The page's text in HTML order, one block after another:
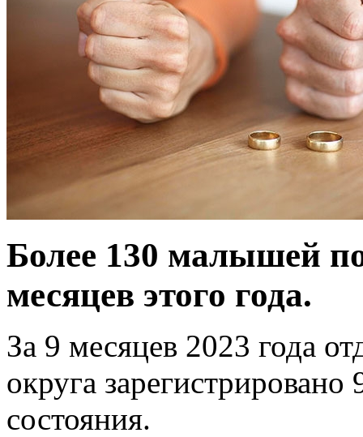
Более 130 малышей
месяцев этого года.
За 9 месяцев 2023 года
округа зарегистрировано
состояния.